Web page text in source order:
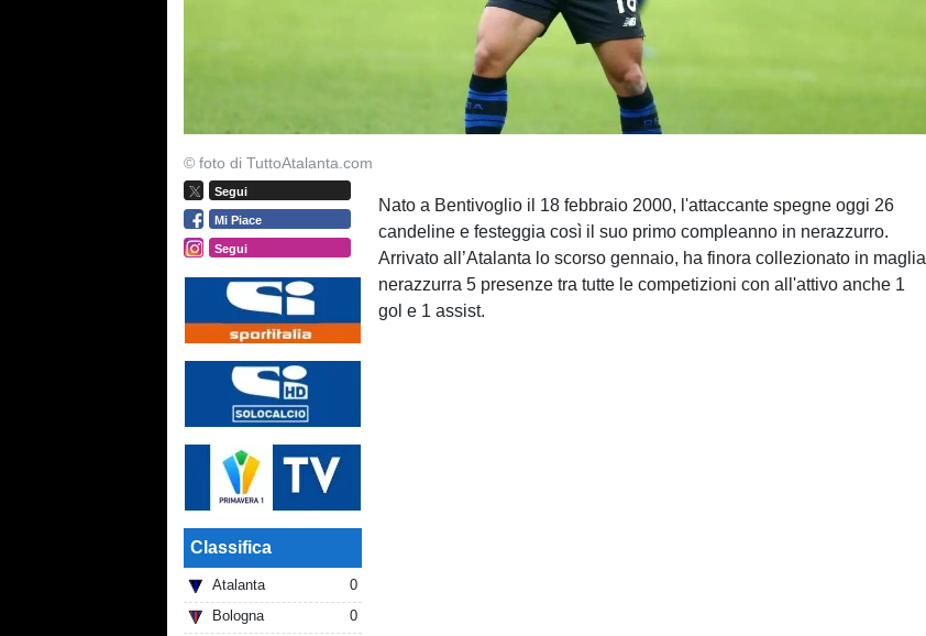
© foto di TuttoAtalanta.com
Segui
Mi Piace
Segui
Classifica
Atalanta
0
Bologna
0
Nato a Bentivoglio il 18 febbraio 2000, l'attaccante spegne oggi 26
candeline e festeggia così il suo primo compleanno in nerazzurro.
Arrivato all’Atalanta lo scorso gennaio, ha finora collezionato in maglia
nerazzurra 5 presenze tra tutte le competizioni con all'attivo anche 1
gol e 1 assist.